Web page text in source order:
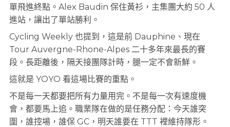
單飛進終點。Alex Baudin 保住黃衫，主集團大約 50 人
進站，讓出了單站勝利。
Cycling Weekly 也提到，這是前 Dauphine、現在
Tour Auvergne-Rhone-Alpes 二十多年來最長的賽
段。長距離後，隔天接團隊計時，腿一定不會新鮮。
這就是 YOYO 看這場比賽的重點。
不是每一天都要把所有力量用完。不是每一次有速度機
會，都要馬上追。職業隊在做的是任務分配：今天誰突
圍，誰控場，誰保 GC，明天誰要在 TTT 裡維持隊形。